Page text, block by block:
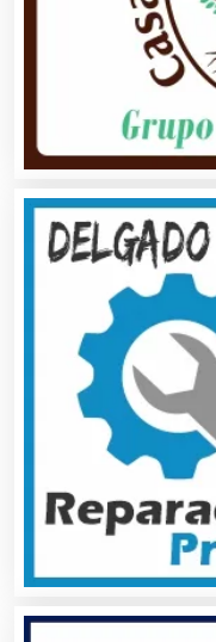
Asilos
Audio,
Audios para
Autobuses
Automóviles